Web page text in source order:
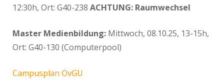
12:30h, Ort: G40-238 ACHTUNG: Raumwechsel
Master Medienbildung: Mittwoch, 08.10.25, 13-15h,
Ort: G40-130 (Computerpool)
Campusplan OvGU